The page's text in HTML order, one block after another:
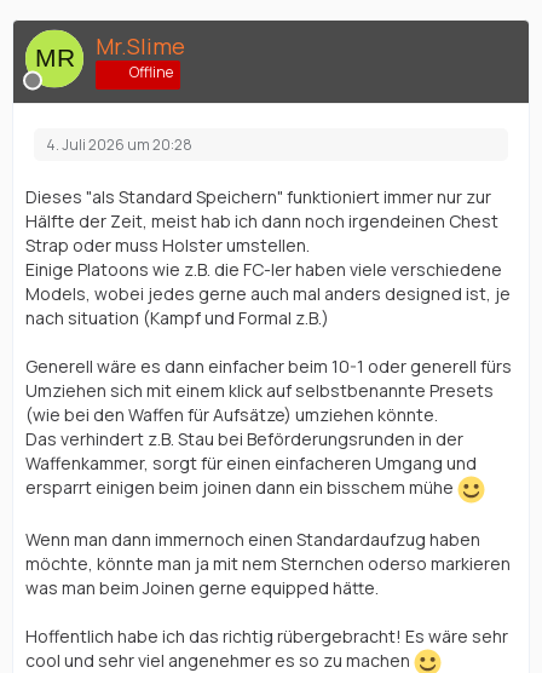
Mr.Slime
Offline
4. Juli 2026 um 20:28
Dieses "als Standard Speichern" funktioniert immer nur zur
Hälfte der Zeit, meist hab ich dann noch irgendeinen Chest
Strap oder muss Holster umstellen.
Einige Platoons wie z.B. die FC-ler haben viele verschiedene
Models, wobei jedes gerne auch mal anders designed ist, je
nach situation (Kampf und Formal z.B.)
Generell wäre es dann einfacher beim 10-1 oder generell fürs
Umziehen sich mit einem klick auf selbstbenannte Presets
(wie bei den Waffen für Aufsätze) umziehen könnte.
Das verhindert z.B. Stau bei Beförderungsrunden in der
Waffenkammer, sorgt für einen einfacheren Umgang und
ersparrt einigen beim joinen dann ein bisschem mühe
Wenn man dann immernoch einen Standardaufzug haben
möchte, könnte man ja mit nem Sternchen oderso markieren
was man beim Joinen gerne equipped hätte.
Hoffentlich habe ich das richtig rübergebracht! Es wäre sehr
cool und sehr viel angenehmer es so zu machen